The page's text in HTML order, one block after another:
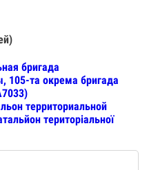
бригада
105-та окрема бригада
территориальной
територіальної